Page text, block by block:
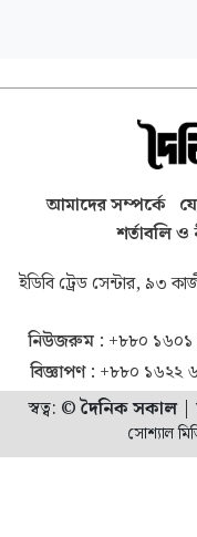
আমাদের সম্পর্কে
শর্তাবলি ও
ইডিবি ট্রেড সেন্টার, ৯৩
নিউজরুম : +৮৮০ ১৬০১
বিজ্ঞাপণ : +৮৮০ ১৬২২
স্বত্ব: ©দৈনিক সকাল|
সোশ্যাল